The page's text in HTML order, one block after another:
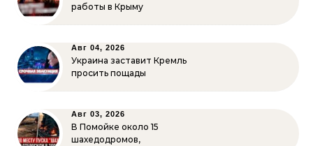
работы в Крыму
Авг 04, 2026
Украина заставит Кремль
просить пощады
Авг 03, 2026
В Помойке около 15
шахедодромов,